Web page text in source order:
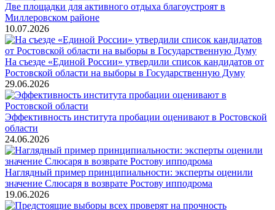
Две площадки для активного отдыха благоустроят в
Миллеровском районе
10.07.2026
На съезде «Единой России» утвердили список кандидатов от
Ростовской области на выборы в Государственную Думу
29.06.2026
Эффективность института пробации оценивают в Ростовской
области
24.06.2026
Наглядный пример принципиальности: эксперты оценили
значение Слюсаря в возврате Ростову ипподрома
19.06.2026